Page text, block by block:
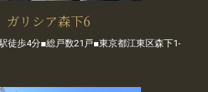
ガリシア森下6
徒歩4分■総戸数21戸■東京都江東区森下1-